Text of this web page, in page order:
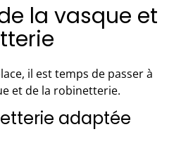
la vasque et
il est temps de passer à
et de la robinetterie.
adaptée